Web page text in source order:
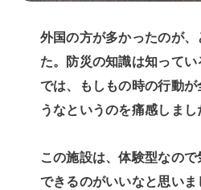
外国の方が多かったのが、
た。防災の知識は知って
では、もしもの時の行動
うなというのを痛感しまし
この施設は、体験型なの
できるのがいいなと思い